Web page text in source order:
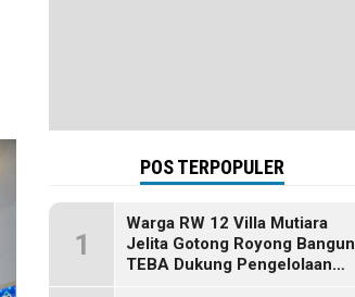
POS TERPOPULER
1
Warga RW 12 Villa Mutiara
Jelita Gotong Royong Bangun
TEBA Dukung Pengelolaan